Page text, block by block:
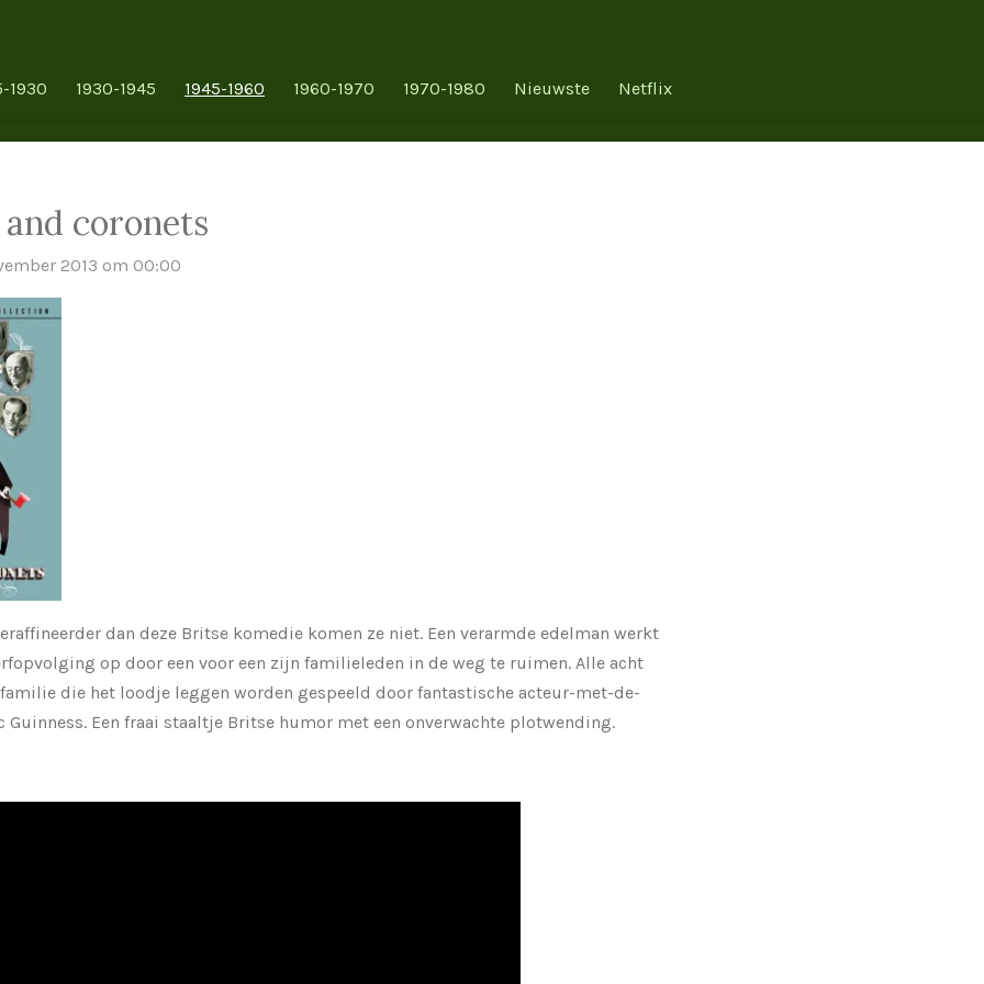
1930 1930-1945 1945-1960 1960-1970 1970-1980 Nieuwste Netflix
coronets
2013 om 00:00
dan deze Britse komedie komen ze niet. Een verarmde edelman werkt
op door een voor een zijn familieleden in de weg te ruimen. Alle acht
die het loodje leggen worden gespeeld door fantastische acteur-met-de-
Een fraai staaltje Britse humor met een onverwachte plotwending.